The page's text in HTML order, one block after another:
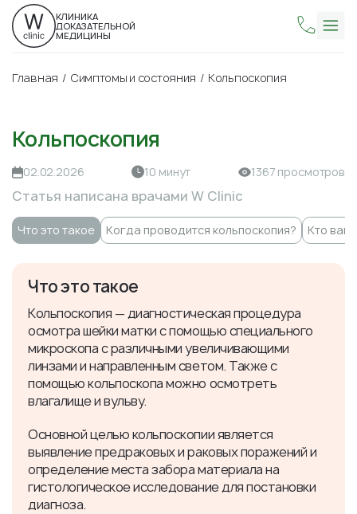
КЛИНИКА
ДОКАЗАТЕЛЬНОЙ
МЕДИЦИНЫ
Главная Симптомы и состояния Кольпоскопия
Кольпоскопия
02.02.2026 10 минут 1367 просмотров
Статья написана врачами W Clinic
Что это такое Когда проводится кольпоскопия? Кто вам
Что это такое
Кольпоскопия — диагностическая процедура
осмотра шейки матки с помощью специального
микроскопа с различными увеличивающими
линзами и направленным светом. Также с
помощью кольпоскопа можно осмотреть
влагалище и вульву.
Основной целью кольпоскопии является
выявление предраковых и раковых поражений и
определение места забора материала на
гистологическое исследование для постановки
диагноза.